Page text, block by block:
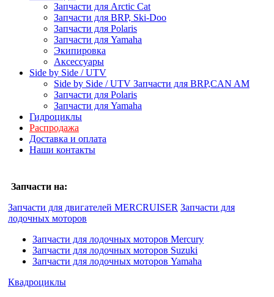
Запчасти для Arctic Cat
Запчасти для BRP, Ski-Doo
Запчасти для Polaris
Запчасти для Yamaha
Экипировка
Аксессуары
Side by Side / UTV
Side by Side / UTV Запчасти для BRP,CAN AM
Запчасти для Polaris
Запчасти для Yamaha
Гидроциклы
Распродажа
Доставка и оплата
Наши контакты
Запчасти на:
Запчасти для двигателей MERCRUISER Запчасти для
лодочных моторов
Запчасти для лодочных моторов Mercury
Запчасти для лодочных моторов Suzuki
Запчасти для лодочных моторов Yamaha
Квадроциклы